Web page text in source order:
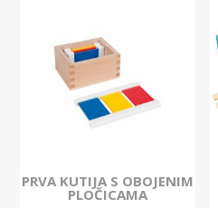
PRVA KUTIJA S OBOJENIM
PLOČICAMA